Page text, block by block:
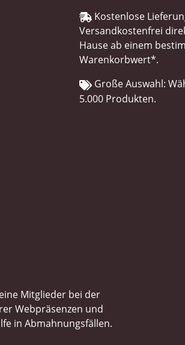
Kostenlose
Versandkostenfrei
Hause ab einem
Warenkorbwert*.
Große Auswahl:
5.000 Produkten.
Mitglieder bei der
Webpräsenzen und
in Abmahnungsfällen.